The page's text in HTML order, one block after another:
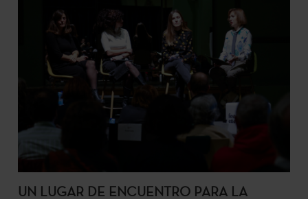
UN LUGAR DE ENCUENTRO PARA LA